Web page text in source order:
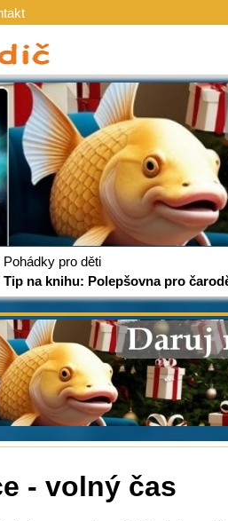
Pohádky pro děti
Tip na knihu: Polepšovna pro
- volný čas